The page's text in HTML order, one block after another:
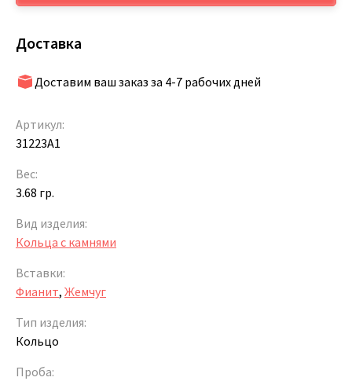
Доставка
Доставим ваш заказ за 4-7 рабочих дней
Артикул:
31223A1
Вес:
3.68 гр.
Вид изделия:
Кольца с камнями
Вставки:
Фианит, Жемчуг
Тип изделия:
Кольцо
Проба: